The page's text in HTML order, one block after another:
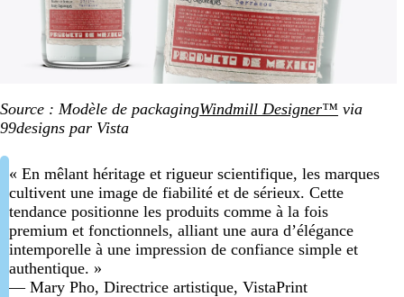
Source : Modèle de packagingWindmill Designer™ via
99designs par Vista
« En mêlant héritage et rigueur scientifique, les marques
cultivent une image de fiabilité et de sérieux. Cette
tendance positionne les produits comme à la fois
premium et fonctionnels, alliant une aura d’élégance
intemporelle à une impression de confiance simple et
authentique. »
— Mary Pho, Directrice artistique, VistaPrint